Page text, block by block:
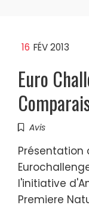
16 FÉV 2013
Euro
Avis
Présentation
l'initiative
Premiere